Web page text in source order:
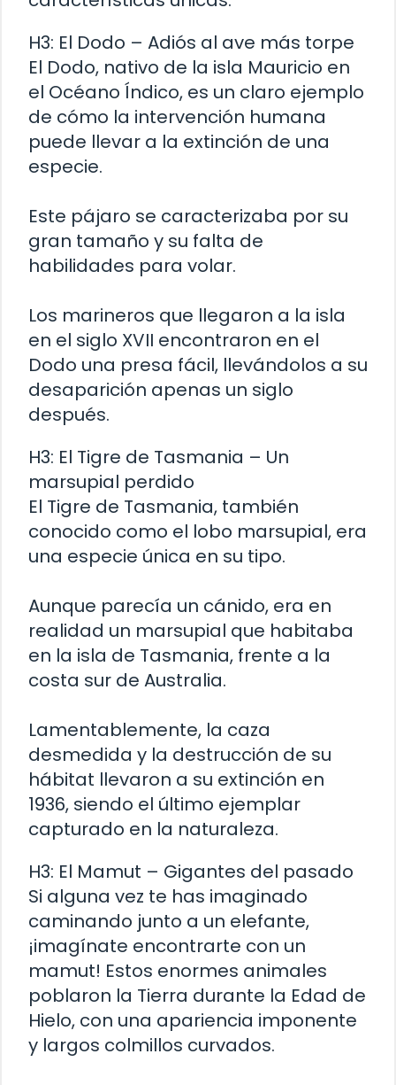
H3: El Dodo – Adiós al ave más torpe
El Dodo, nativo de la isla Mauricio en
el Océano Índico, es un claro ejemplo
de cómo la intervención humana
puede llevar a la extinción de una
especie.
Este pájaro se caracterizaba por su
gran tamaño y su falta de
habilidades para volar.
Los marineros que llegaron a la isla
en el siglo XVII encontraron en el
Dodo una presa fácil, llevándolos a su
desaparición apenas un siglo
después.
H3: El Tigre de Tasmania – Un
marsupial perdido
El Tigre de Tasmania, también
conocido como el lobo marsupial, era
una especie única en su tipo.
Aunque parecía un cánido, era en
realidad un marsupial que habitaba
en la isla de Tasmania, frente a la
costa sur de Australia.
Lamentablemente, la caza
desmedida y la destrucción de su
hábitat llevaron a su extinción en
1936, siendo el último ejemplar
capturado en la naturaleza.
H3: El Mamut – Gigantes del pasado
Si alguna vez te has imaginado
caminando junto a un elefante,
¡imagínate encontrarte con un
mamut! Estos enormes animales
poblaron la Tierra durante la Edad de
Hielo, con una apariencia imponente
y largos colmillos curvados.